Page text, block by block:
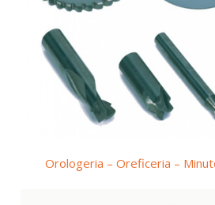
Orologeria – Oreficeria –